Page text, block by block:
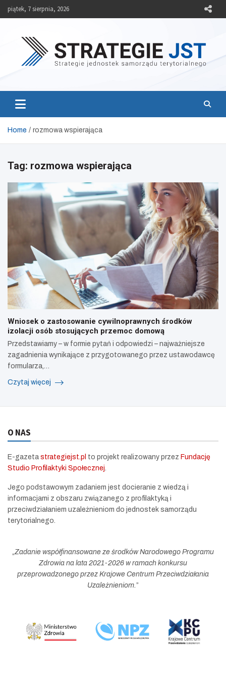
Skippiątek, 7 sierpnia, 2026
Strategie JST
Home rozmowa wspierająca
Tag: rozmowa wspierająca
Wniosek o zastosowanie cywilnoprawnych środków
izolacji osób stosujących przemoc domową
Przedstawiamy – w formie pytań i odpowiedzi – najważniejsze
zagadnienia wynikające z przygotowanego przez ustawodawcę
formularza,…
Czytaj więcej
O NAS
E-gazeta strategiejst.pl to projekt realizowany przez Fundację
Studio Profilaktyki Społecznej
Jego podstawowym zadaniem jest docieranie z wiedzą i
informacjami z obszaru związanego z profilaktyką i
przeciwdziałaniem uzależnieniom do jednostek samorządu
terytorialnego.
Zadanie współfinansowane ze środków Narodowego Programu
Zdrowia na lata 2021-2026 w ramach konkursu
przeprowadzonego przez Krajowe Centrum Przeciwdziałania
Uzależnieniom. ”